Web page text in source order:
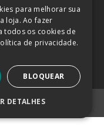
MAIS)
para melhorar sua
loja. Ao fazer
todos os cookies de
de privacidade.
BLOQUEAR
DETALHES
NECESSÁRIOS